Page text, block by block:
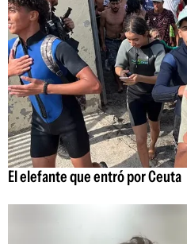
El elefante que entró por Ceuta